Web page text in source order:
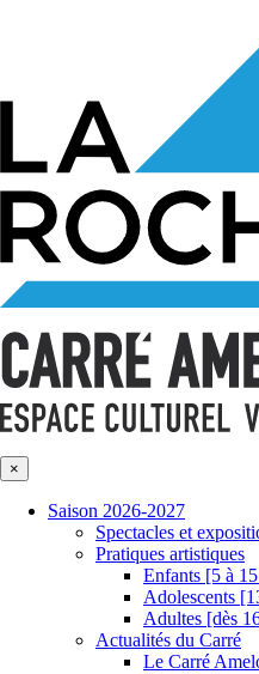
×
Saison 2026-2027
Spectacles et
Pratiques artistiques
Enfants [5 à
Adolescents
Adultes [dès
Actualités du Carré
Le Carré